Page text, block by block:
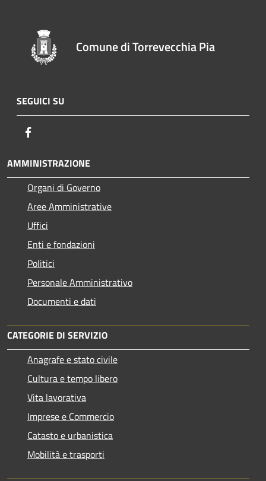
Comune di Torrevecchia Pia
SEGUICI SU
AMMINISTRAZIONE
Organi di Governo
Aree Amministrative
Uffici
Enti e fondazioni
Politici
Personale Amministrativo
Documenti e dati
CATEGORIE DI SERVIZIO
Anagrafe e stato civile
Cultura e tempo libero
Vita lavorativa
Imprese e Commercio
Catasto e urbanistica
Mobilità e trasporti